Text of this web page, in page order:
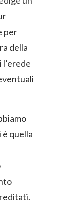
per
della
è quella